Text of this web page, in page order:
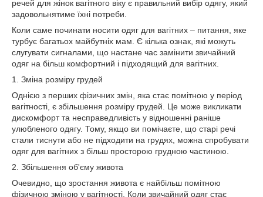
речей для жінок вагітного віку є правильний вибір одягу, який
задовольнятиме їхні потреби.
Коли саме починати носити одяг для вагітних – питання, яке
турбує багатьох майбутніх мам. Є кілька ознак, які можуть
слугувати сигналами, що настане час замінити звичайний
одяг на більш комфортний і підходящий для вагітних.
1. Зміна розміру грудей
Однією з перших фізичних змін, яка стає помітною у період
вагітності, є збільшення розміру грудей. Це може викликати
дискомфорт та несправедливість у відношенні раніше
улюбленого одягу. Тому, якщо ви помічаєте, що старі речі
стали тиснути або не підходити на грудях, можна спробувати
одяг для вагітних з більш просторою грудною частиною.
2. Збільшення об'єму живота
Очевидно, що зростання живота є найбільш помітною
фізичною зміною у вагітності. Коли звичайний одяг стає